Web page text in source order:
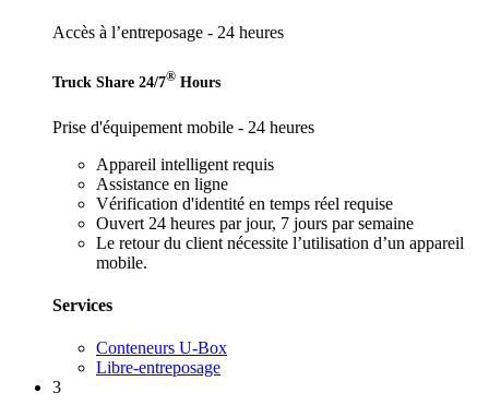
Accès à l’entreposage - 24 heures
Truck Share 24/7® Hours
Prise d'équipement mobile - 24 heures
Appareil intelligent requis
Assistance en ligne
Vérification d'identité en temps réel requise
Ouvert 24 heures par jour, 7 jours par semaine
Le retour du client nécessite l’utilisation d’un appareil
mobile.
Services
Conteneurs U-Box
Libre-entreposage
3